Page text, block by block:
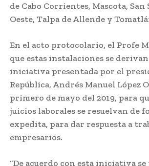
de Cabo Corrientes, Mascota, San
Oeste, Talpa de Allende y
En el acto protocolario, el Profe
que estas instalaciones se
iniciativa presentada por el
República, Andrés Manuel López
primero de mayo del 2019, para
juicios laborales se resuelvan de
expedita, para dar respuesta a
empresarios.
“De acuerdo con esta iniciativa